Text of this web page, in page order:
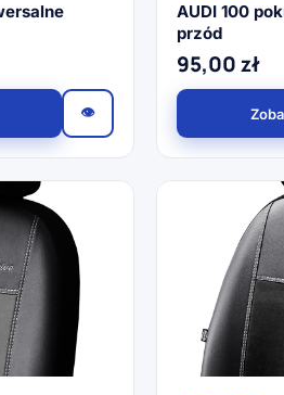
👁
AUDI 100
przód
95,00zł